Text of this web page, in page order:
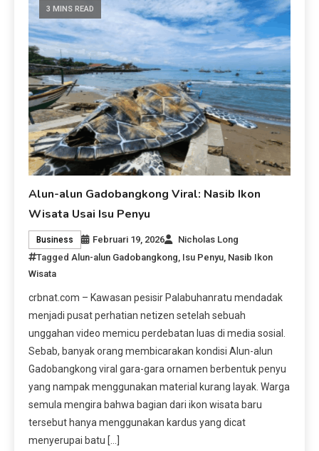
3 MINS READ
Alun-alun Gadobangkong Viral: Nasib Ikon
Wisata Usai Isu Penyu
Business Februari 19, 2026
Nicholas Long
Tagged Alun-alun Gadobangkong Isu Penyu Nasib Ikon
Wisata
crbnat.com – Kawasan pesisir Palabuhanratu mendadak
menjadi pusat perhatian netizen setelah sebuah
unggahan video memicu perdebatan luas di media sosial.
Sebab, banyak orang membicarakan kondisi Alun-alun
Gadobangkong viral gara-gara ornamen berbentuk penyu
yang nampak menggunakan material kurang layak. Warga
semula mengira bahwa bagian dari ikon wisata baru
tersebut hanya menggunakan kardus yang dicat
menyerupai batu […]